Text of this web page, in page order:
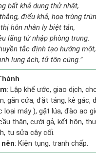
bất khả dụng thử nhật,
điếu khả, họa trùng
hôn nhân ly biệt tán,
lãng tử nhập phòng trung.
tắc định tạo hướng một,
lung ách, tử tôn cùng.”
: Lập khế ước, giao dịch,
gắn cửa, đặt táng, kê gác,
loại máy ), gặt lúa, đào ao
thân, cưới gả, kết hôn,
tu sửa cây cối.
nên: Kiện tụng, tranh chấp.